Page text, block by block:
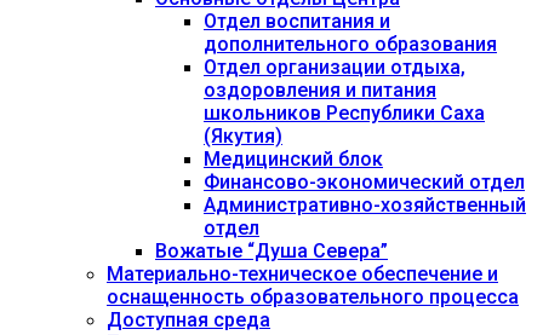
Отдел воспитания и
дополнительного образования
Отдел организации отдыха,
оздоровления и питания
школьников Республики Саха
(Якутия)
Медицинский блок
Финансово-экономический отдел
Административно-хозяйственный
отдел
Вожатые “Душа Севера”
Материально-техническое обеспечение и
оснащенность образовательного процесса
Доступная среда